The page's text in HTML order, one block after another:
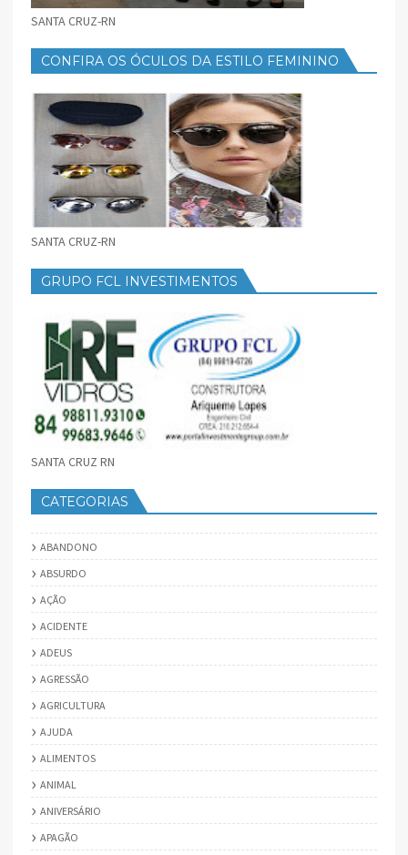
SANTA CRUZ-RN
CONFIRA OS ÓCULOS DA ESTILO FEMININO
SANTA CRUZ-RN
GRUPO FCL INVESTIMENTOS
SANTA CRUZ RN
CATEGORIAS
ABANDONO
ABSURDO
AÇÃO
ACIDENTE
ADEUS
AGRESSÃO
AGRICULTURA
AJUDA
ALIMENTOS
ANIMAL
ANIVERSÁRIO
APAGÃO